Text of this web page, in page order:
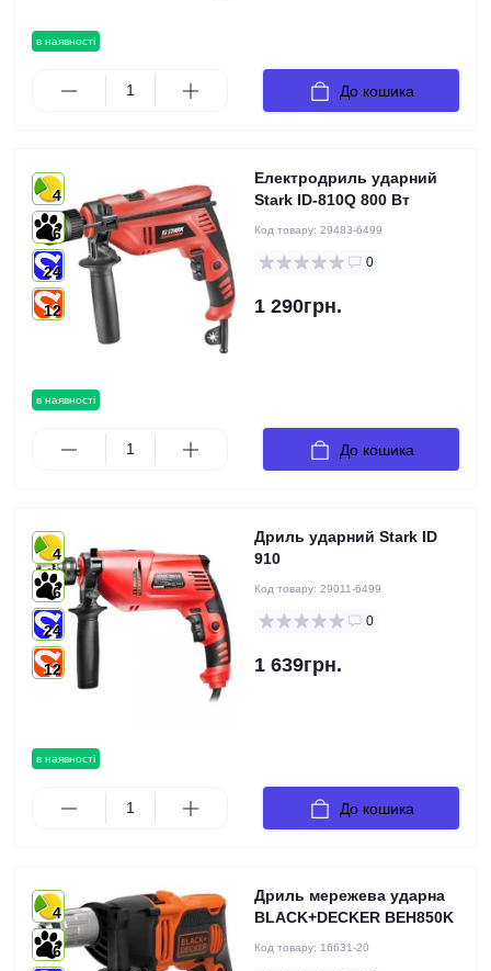
в наявності
До кошика
в наявності
4
6
24
12
Електродриль ударний
Stark ID-810Q 800 Вт
Код товару: 29483-6499
0
1 290грн.
До кошика
в наявності
4
6
24
12
Дриль ударний Stark ID
910
Код товару: 29011-6499
0
1 639грн.
До кошика
4
6
Дриль мережева ударна
BLACK+DECKER BEH850K
Код товару: 16631-20